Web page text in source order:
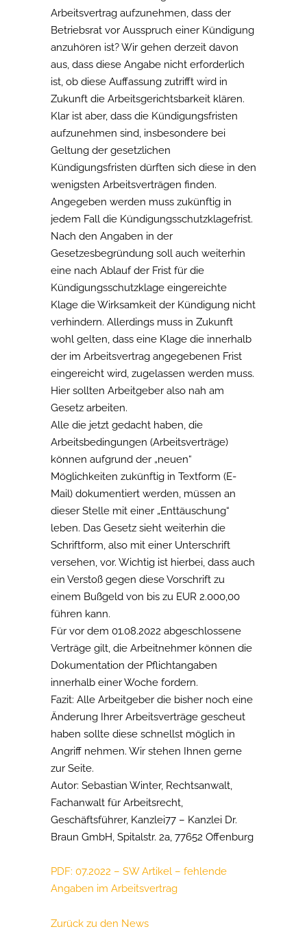
Arbeitsvertrag aufzunehmen, dass der
Betriebsrat vor Ausspruch einer Kündigung
anzuhören ist? Wir gehen derzeit davon
aus, dass diese Angabe nicht erforderlich
ist, ob diese Auffassung zutrifft wird in
Zukunft die Arbeitsgerichtsbarkeit klären.
Klar ist aber, dass die Kündigungsfristen
aufzunehmen sind, insbesondere bei
Geltung der gesetzlichen
Kündigungsfristen dürften sich diese in den
wenigsten Arbeitsverträgen finden.
Angegeben werden muss zukünftig in
jedem Fall die Kündigungsschutzklagefrist.
Nach den Angaben in der
Gesetzesbegründung soll auch weiterhin
eine nach Ablauf der Frist für die
Kündigungsschutzklage eingereichte
Klage die Wirksamkeit der Kündigung nicht
verhindern. Allerdings muss in Zukunft
wohl gelten, dass eine Klage die innerhalb
der im Arbeitsvertrag angegebenen Frist
eingereicht wird, zugelassen werden muss.
Hier sollten Arbeitgeber also nah am
Gesetz arbeiten.
Alle die jetzt gedacht haben, die
Arbeitsbedingungen (Arbeitsverträge)
können aufgrund der „neuen“
Möglichkeiten zukünftig in Textform (E-
Mail) dokumentiert werden, müssen an
dieser Stelle mit einer „Enttäuschung“
leben. Das Gesetz sieht weiterhin die
Schriftform, also mit einer Unterschrift
versehen, vor. Wichtig ist hierbei, dass auch
ein Verstoß gegen diese Vorschrift zu
einem Bußgeld von bis zu EUR 2.000,00
führen kann.
Für vor dem 01.08.2022 abgeschlossene
Verträge gilt, die Arbeitnehmer können die
Dokumentation der Pflichtangaben
innerhalb einer Woche fordern.
Fazit: Alle Arbeitgeber die bisher noch eine
Änderung Ihrer Arbeitsverträge gescheut
haben sollte diese schnellst möglich in
Angriff nehmen. Wir stehen Ihnen gerne
zur Seite.
Autor: Sebastian Winter, Rechtsanwalt,
Fachanwalt für Arbeitsrecht,
Geschäftsführer, Kanzlei77 – Kanzlei Dr.
Braun GmbH, Spitalstr. 2a, 77652 Offenburg
PDF: 07.2022 – SW Artikel – fehlende
Angaben im Arbeitsvertrag
Zurück zu den News